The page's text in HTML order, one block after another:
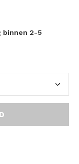
binnen 2-5